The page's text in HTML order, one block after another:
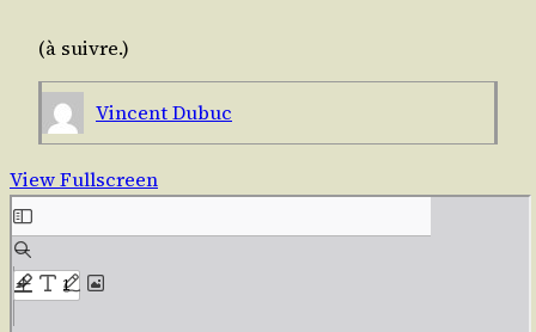
(à suivre.)
Vincent Dubuc
View Fullscreen